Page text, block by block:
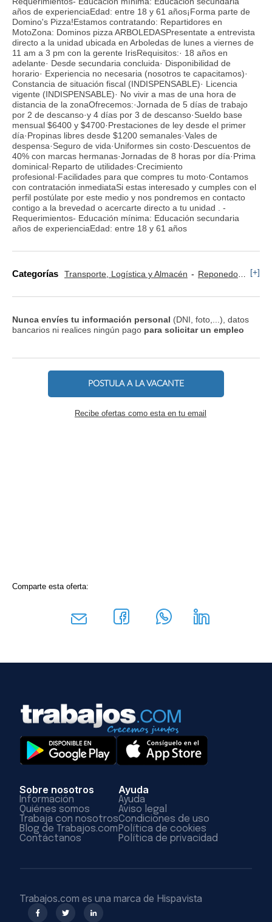
años de experienciaEdad: entre 18 y 61 años¡Forma parte de
Domino's Pizza!Estamos contratando: Repartidores en
MotoZona: Dominos pizza ARBOLEDASPresentate a entrevista
directo a la unidad ubicada en Arboledas de lunes a viernes de
11 am a 3 pm con la gerente IrisRequisitos:· 18 años en
adelante· Desde secundaria concluida· Disponibilidad de
horario· Experiencia no necesaria (nosotros te capacitamos)·
Constancia de situación fiscal (INDISPENSABLE)· Licencia
vigente (INDISPENSABLE)· No vivir a mas de una hora de
distancia de la zonaOfrecemos:·Jornada de 5 días de trabajo
por 2 de descanso·y 4 días por 3 de descanso·Sueldo base
mensual $6400 y $4700·Prestaciones de ley desde el primer
día·Propinas libres desde $1200 semanales·Vales de
despensa·Seguro de vida·Uniformes sin costo·Descuentos de
40% con marcas hermanas·Jornadas de 8 horas por día·Prima
dominical·Reparto de utilidades·Crecimiento
profesional·Facilidades para que compres tu moto·Contamos
con contratación inmediataSi estas interesado y cumples con el
perfil postúlate por este medio y nos pondremos en contacto
contigo a la brevedad o acercarte directo a tu unidad . -
Requerimientos- Educación mínima: Educación secundaria
años de experienciaEdad: entre 18 y 61 años
Categorías Transporte, Logística y Almacén Reponedor y Cajero [+]
Nunca envíes tu información personal (DNI, foto,...), datos
bancarios ni realices ningún pago para solicitar un empleo
POSTULA A LA VACANTE
Recibe ofertas como esta en tu email
Comparte esta oferta:
Sobre nosotros
Información
Quiénes somos
Trabaja con nosotros
Blog de Trabajos.com
Contáctanos
Ayuda
Ayuda
Aviso legal
Condiciones de uso
Política de cookies
Política de privacidad
Trabajos.com es una marca de Hispavista